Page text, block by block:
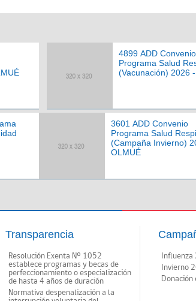
4899 ADD Convenio
Programa Salud
(Vacunación) 2026
3601 ADD Convenio
Programa Salud
(Campaña Invierno)
OLMUÉ
Transparencia
Resolución Exenta Nº 1052
establece programas y becas de
perfeccionamiento o especialización
de hasta 4 años de duración
Normativa despenalización a la
Invierno
Donación